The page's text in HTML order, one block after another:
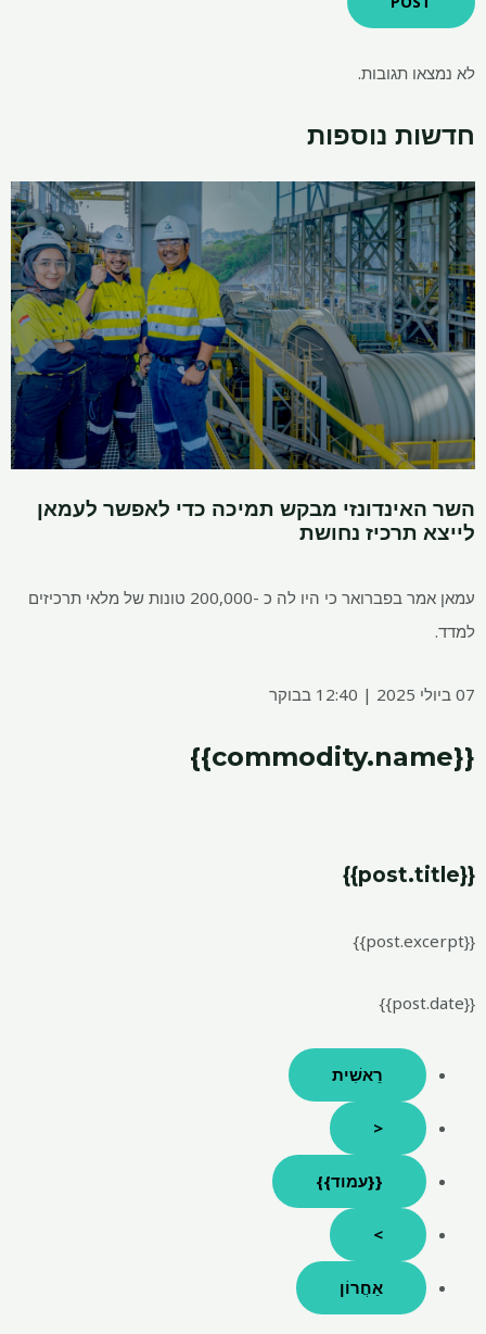
לא נמצאו תגובות.
חדשות נוספות
השר האינדונזי מבקש תמיכה כדי לאפשר לעמאן
לייצא תרכיז נחושת
עמאן אמר בפברואר כי היו לה כ -200,000 טונות של מלאי תרכיזים
למדד.
07 ביולי 2025 | 12:40 בבוקר
{{commodity.name}}
{{post.title}}
{{post.excerpt}}
{{post.date}}
רֵאשִׁית
<
{{עמוד}}
>
אַחֲרוֹן